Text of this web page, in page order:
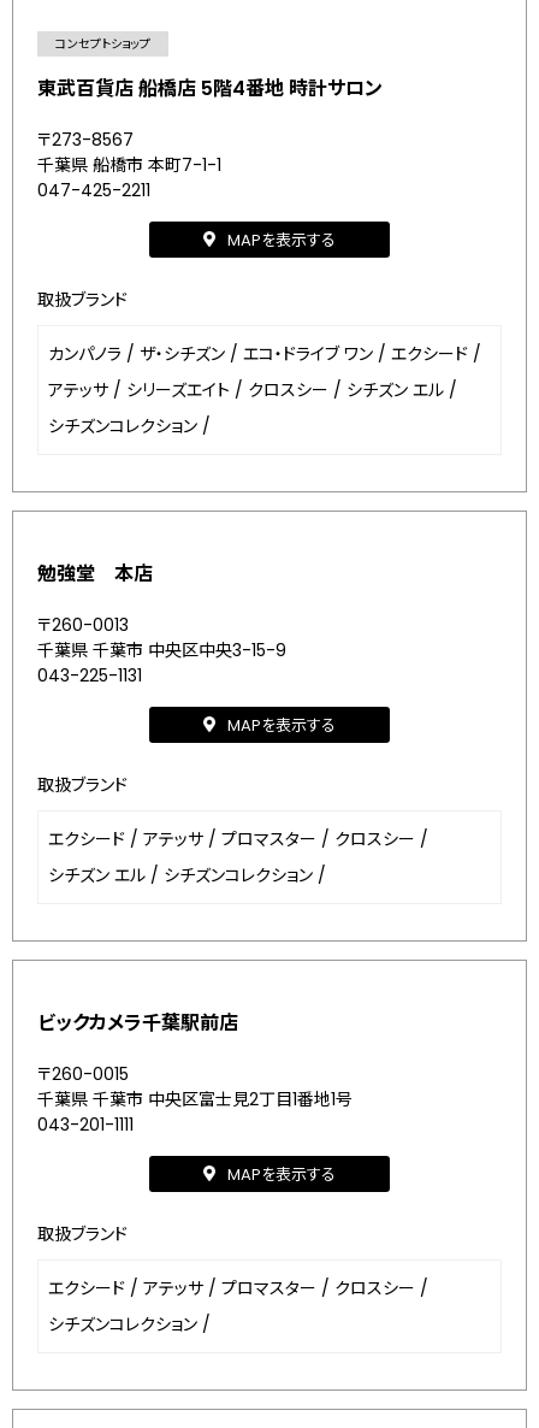
コンセプトショップ
東武百貨店 船橋店 5階4番地 時計サロン
〒273-8567
千葉県 船橋市 本町7-1-1
047-425-2211
MAPを表示する
取扱ブランド
カンパノラ / ザ・シチズン / エコ・ドライブ ワン / エクシード /
アテッサ / シリーズエイト / クロスシー / シチズン エル /
シチズンコレクション /
勉強堂 本店
〒260-0013
千葉県 千葉市 中央区中央3-15-9
043-225-1131
MAPを表示する
取扱ブランド
エクシード / アテッサ / プロマスター / クロスシー /
シチズン エル / シチズンコレクション /
ビックカメラ千葉駅前店
〒260-0015
千葉県 千葉市 中央区富士見2丁目1番地1号
043-201-1111
MAPを表示する
取扱ブランド
エクシード / アテッサ / プロマスター / クロスシー /
シチズンコレクション /